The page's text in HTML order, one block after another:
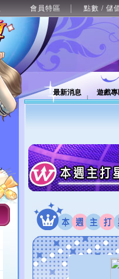
會員特區 點數 / 儲
最新消息 遊戲